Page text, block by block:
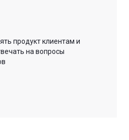
продукт клиентам и
на вопросы